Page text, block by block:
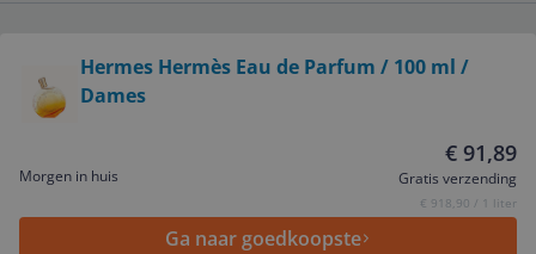
Hermes Hermès Eau de Parfum / 100 ml /
Dames
Morgen in huis
€ 91,89
Gratis verzending
€ 918,90 / 1 liter
Ga naar goedkoopste
Service